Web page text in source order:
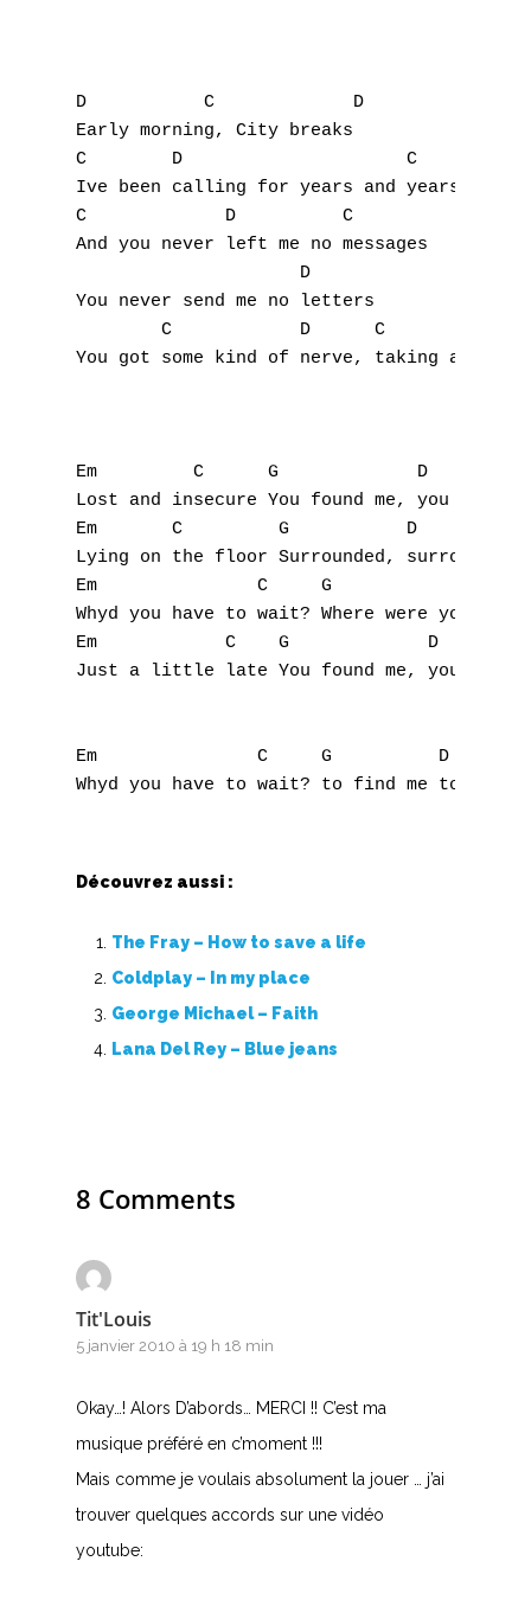
D           C             D
Early morning, City breaks
C        D                     C
Ive been calling for years and years and
C             D          C
And you never left me no messages
                     D
You never send me no letters
        C            D      C
You got some kind of nerve, taking all I
Em         C      G             D
Lost and insecure You found me, you found
Em       C         G           D
Lying on the floor Surrounded, surrounded
Em               C     G               D
Whyd you have to wait? Where were you?
Em            C    G             D
Just a little late You found me, you found
Em               C     G          D
Découvrez aussi :
The Fray – How to save a life
Coldplay – In my place
George Michael – Faith
Lana Del Rey – Blue jeans
8 Comments
Tit'Louis
5 janvier 2010 à 19 h 18 min
Okay…! Alors D’abords… MERCI !! C’est ma
musique préféré en c’moment !!!
Mais comme je voulais absolument la jouer … j’ai
trouver quelques accords sur une vidéo
youtube:
B
C
D
K
L